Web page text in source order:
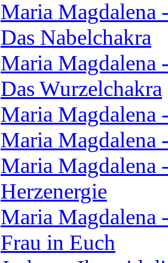
Maria Magdalena
Das Nabelchakra
Maria Magdalena
Das Wurzelchakra
Maria Magdalena
Maria Magdalena
Maria Magdalena
Herzenergie
Maria Magdalena
Frau in Euch